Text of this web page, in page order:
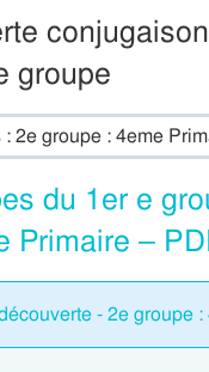
groupe
2e groupe : 4eme
du 1er e
Primaire –
- 2e groupe